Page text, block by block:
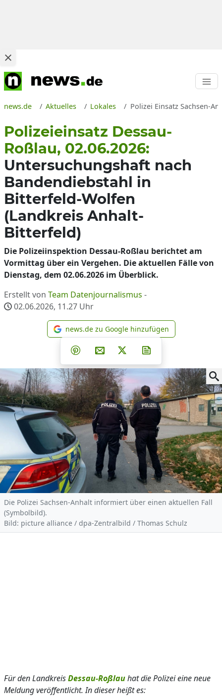
news.de Aktuelles Lokales Polizei Einsatz Sachsen-
Polizeieinsatz Dessau-
Roßlau, 02.06.2026:
Untersuchungshaft nach
Bandendiebstahl in
Bitterfeld-Wolfen
(Landkreis Anhalt-
Bitterfeld)
Die Polizeiinspektion Dessau-Roßlau berichtet am
Vormittag über ein Vergehen. Die aktuellen Fälle von
Dienstag, dem 02.06.2026 im Überblick.
Erstellt von Team Datenjournalismus -
02.06.2026, 11.27 Uhr
news.de zu Google
news.de zu Google hinzufügen
Teilen auf Facebook
Teilen auf Whatsapp
Teilen auf Telegram
Teilen auf Pinterest
Per E-Mail teilen
Post auf X
Die Polizei Sachsen-Anhalt informiert über einen aktuellen Fall
(Symbolbild).
Bild: picture alliance / dpa-Zentralbild / Thomas Schulz
Für den LandkreisDessau-Roßlauhat die Polizei eine neue
Meldung veröffentlicht. In dieser heißt es: